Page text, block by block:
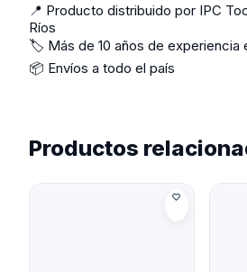
📍 Producto distribuido por IPC
Ríos
🏷️ Más de 10 años de experiencia
📦 Envíos a todo el país
Productos